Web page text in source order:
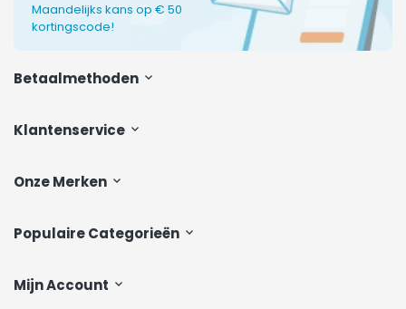
Klantenservice
Onze Merken
Populaire Categorieën
Mijn Account
Maandelijks kans op € 50
kortingscode!
Betaalmethoden